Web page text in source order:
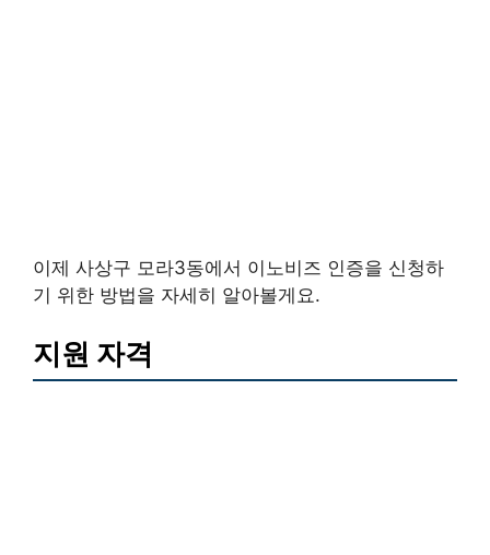
이제 사상구 모라3동에서 이노비즈 인증을 신청하
기 위한 방법을 자세히 알아볼게요.
지원 자격